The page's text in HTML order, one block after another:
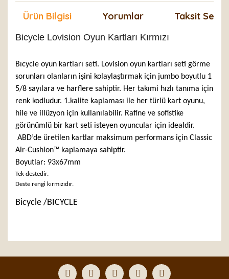
Ürün Bilgisi Yorumlar Taksit
Bicycle Lovision Oyun Kartları Kırmızı
Bıcycle oyun kartları seti. Lovision oyun kartları seti görme
sorunları olanların işini kolaylaştırmak için jumbo boyutlu 1
5/8 sayılara ve harflere sahiptir. Her takımi hızlı tanıma için
renk kodludur. 1.kalite kaplaması ile her türlü kart oyunu,
hile ve illüzyon için kullanılabilir. Rafine ve sofistike
görünümlü bir kart seti isteyen oyuncular için idealdir.
ABD’de üretilen kartlar maksimum performans için Classic
Air-Cushion™ kaplamaya sahiptir.
Boyutlar: 93x67mm
Tek destedir.
Deste rengi kırmızıdır.
Bicycle /BICYCLE
formunu kullanarak tarafımıza iletebilirsiniz.
Görüş ve önerileriniz için teşekkür ederiz.